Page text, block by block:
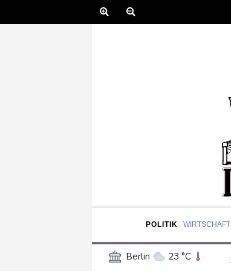
POLITIK WIRTSCHAFT
Berlin 23 °C